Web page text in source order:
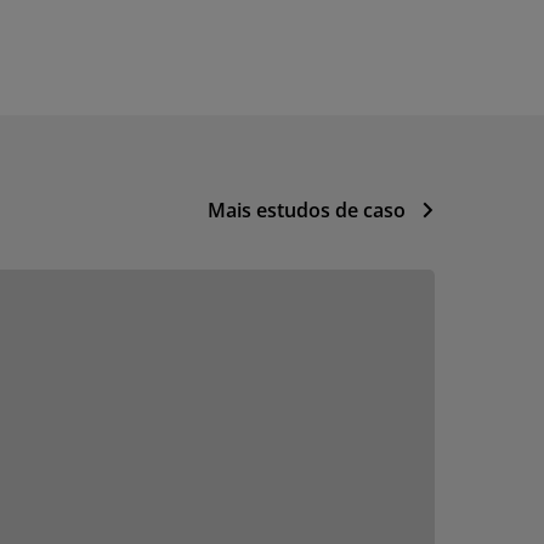
Mais estudos de caso